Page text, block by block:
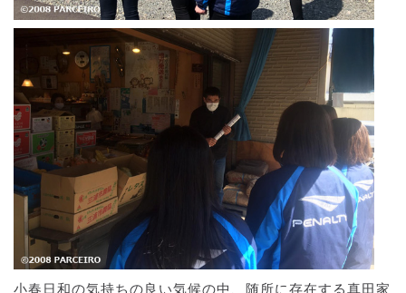
小春日和の気持ちの良い気候の中、随所に存在する真田家